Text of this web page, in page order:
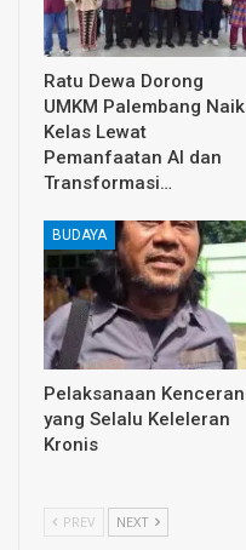
Ratu Dewa Dorong
UMKM Palembang Naik
Kelas Lewat
Pemanfaatan AI dan
Transformasi…
BUDAYA
Pelaksanaan Kenceran
yang Selalu Keleleran
Kronis
PREV NEXT